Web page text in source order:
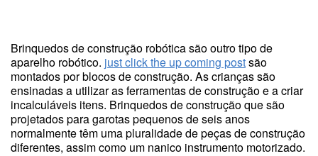
Brinquedos de construção robótica são outro tipo de
aparelho robótico. just click the up coming postsão
montados por blocos de construção. As crianças são
ensinadas a utilizar as ferramentas de construção e a criar
incalculáveis itens. Brinquedos de construção que são
projetados para garotas pequenos de seis anos
normalmente têm uma pluralidade de peças de construção
diferentes, assim como um nanico instrumento motorizado.